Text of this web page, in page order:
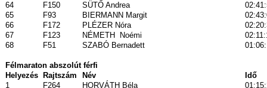
64
F150 SÜTŐ Andrea
65
F93 BIERMANN Margit
66
F172 PLÉZER Nóra
67
F123 NÉMETH Noémi
68
F51 SZABÓ Bernadett
Félmaraton abszolút férfi
Helyezés
Rajtszám Név
Idő
1
F264 HORVÁTH Béla